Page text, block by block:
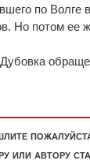
по Волге
Но потом ее
или автору